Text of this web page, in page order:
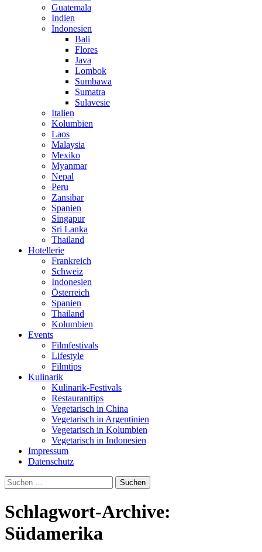
Guatemala
Indien
Indonesien
Bali
Flores
Java
Lombok
Sumbawa
Sumatra
Sulavesie
Italien
Kolumbien
Laos
Malaysia
Mexiko
Myanmar
Nepal
Peru
Zansibar
Spanien
Singapur
Sri Lanka
Thailand
Hotellerie
Frankreich
Schweiz
Indonesien
Österreich
Spanien
Thailand
Kolumbien
Events
Filmfestivals
Lifestyle
Filmtips
Kulinarik
Kulinarik-Festivals
Restauranttips
Vegetarisch in China
Vegetarisch in Argentinien
Vegetarisch in Kolumbien
Vegetarisch in Indonesien
Impressum
Datenschutz
Suchen
nach:
Schlagwort-Archive:
Südamerika